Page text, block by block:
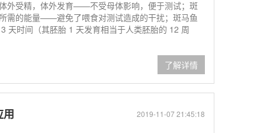
外受精，体外发育——不受母体影响，便于测试；斑
需的能量——避免了喂食对测试造成的干扰；斑马鱼
天时间（其胚胎 1 天发育相当于人类胚胎的 12 周
了解详情
2019-11-07 21:45:18
用